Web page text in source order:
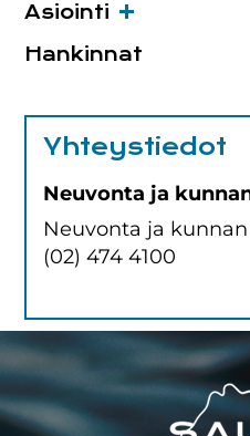
Asiointi
Hankinnat
Yhteystiedot
Neuvonta ja
Neuvonta ja
(02) 474 4100
Footer